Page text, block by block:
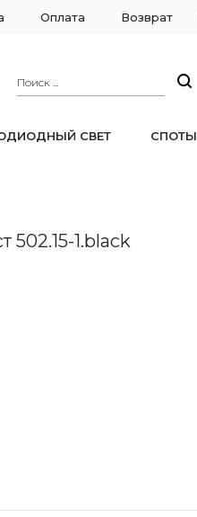
Оплата Возврат
СВЕТ СПОТЫ
502.15-1.black